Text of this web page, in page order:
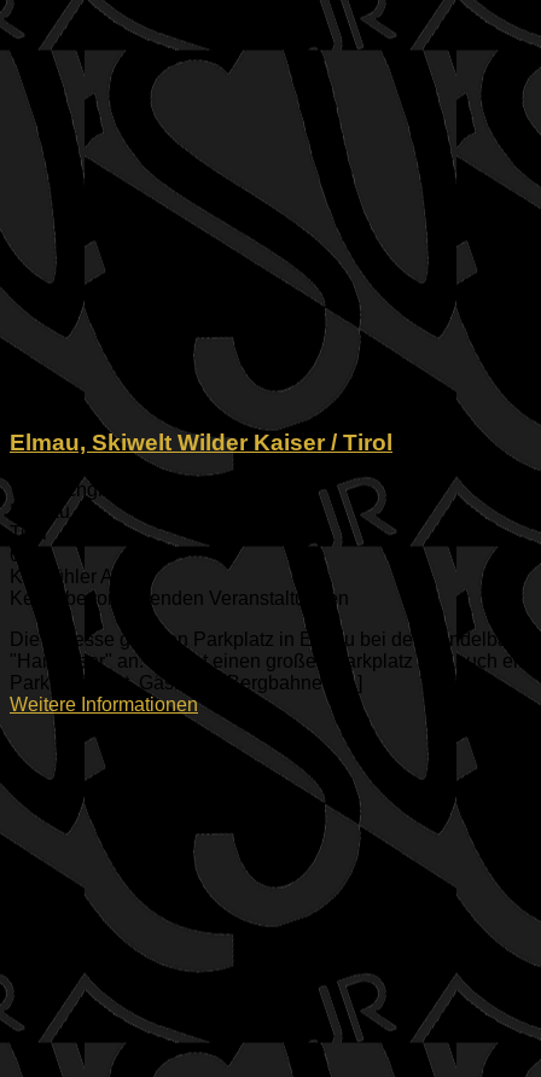
Elmau, Skiwelt Wilder Kaiser / Tirol
Weißachgraben 5
Ellmau
Tirol
6352
Kitzbühler Alpen
Keine bevorstehenden Veranstaltungen
Die Adresse gibt den Parkplatz in Elmau bei der Gondelbahn
"Hartkaiser" an. Es gibt einen großen Parkplatz und auch ein
Parkhaus dort, Gäste der Bergbahnen [...]
Weitere Informationen